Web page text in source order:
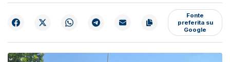
Fonte
preferita su
Google